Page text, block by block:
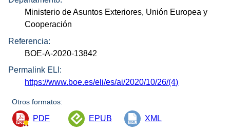
Ministerio de Asuntos Exteriores, Unión Europea y
Cooperación
Referencia:
BOE-A-2020-13842
Permalink ELI:
https://www.boe.es/eli/es/ai/2020/10/26/(4)
Otros formatos:
PDF EPUB XML